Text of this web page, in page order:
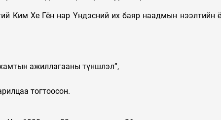
Ким Хе Гён нар Үндэсний их баяр наадмын нээлтийн
ажиллагааны түншлэл”,
тогтоосон.